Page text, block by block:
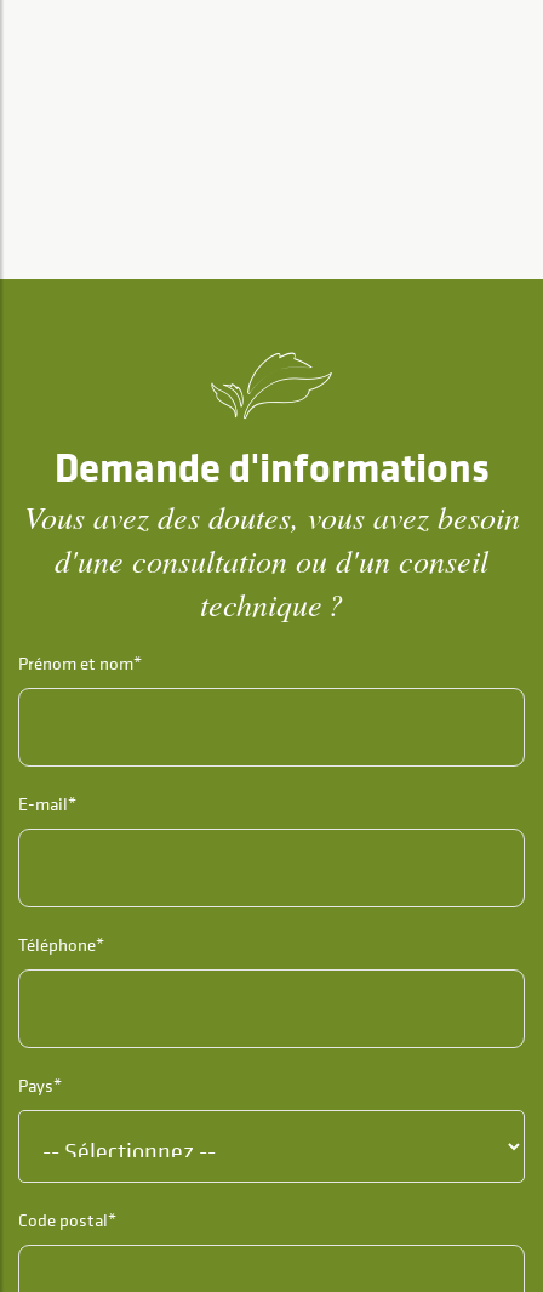
Demande d'informations
Vous avez des doutes, vous avez besoin
d'une consultation ou d'un conseil
technique ?
Prénom et nom*
E-mail*
Téléphone*
Pays*
Code postal*